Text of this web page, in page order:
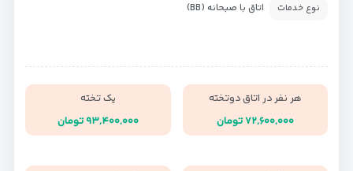
نوع خدمات اتاق با صبحانه (BB)
هر نفر در اتاق دوتخته
۷۲,۶۰۰,۰۰۰ تومان
یک تخته
۹۳,۴۰۰,۰۰۰ تومان